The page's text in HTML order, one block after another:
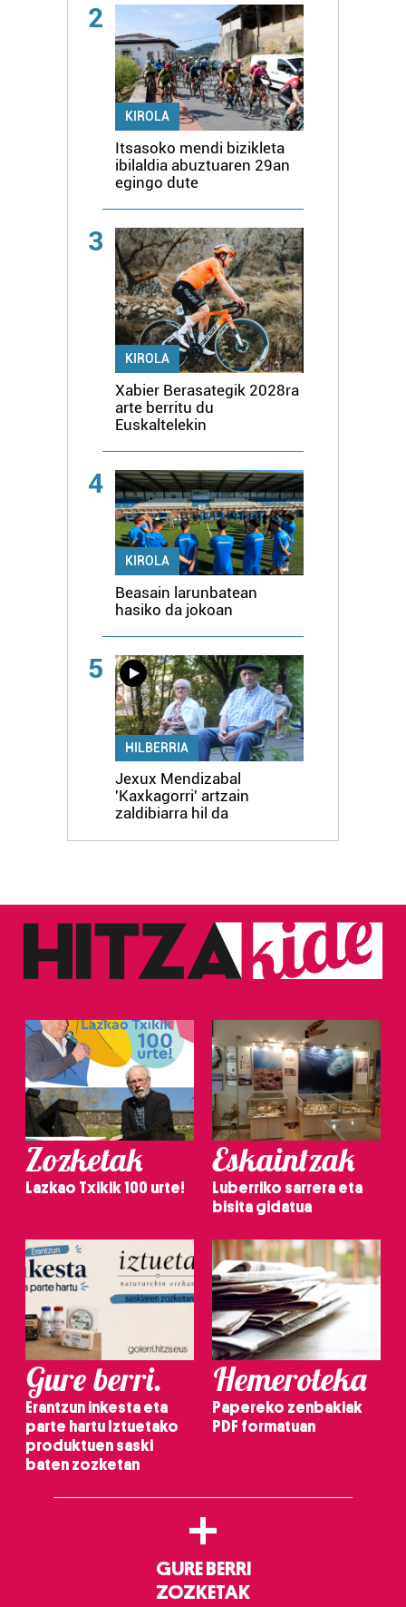
2
KIROLA
Itsasoko mendi bizikleta
ibilaldia abuztuaren 29an
egingo dute
3
KIROLA
Xabier Berasategik 2028ra
arte berritu du
Euskaltelekin
4
KIROLA
Beasain larunbatean
hasiko da jokoan
5
HILBERRIA
Jexux Mendizabal
'Kaxkagorri' artzain
zaldibiarra hil da
Zozketak
Lazkao Txikik 100 urte!
Eskaintzak
Luberriko sarrera eta
bisita gidatua
Gure berri.
Erantzun inkesta eta
parte hartu Iztuetako
produktuen saski
baten zozketan
Hemeroteka
Papereko zenbakiak
PDF formatuan
+
GURE BERRI
ZOZKETAK